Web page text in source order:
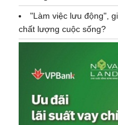
"Làm việc lưu động",
chất lượng cuộc sống?